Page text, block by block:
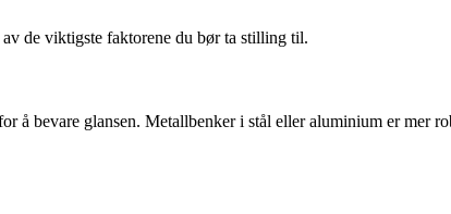
de viktigste faktorene du bør ta stilling til.
bevare glansen. Metallbenker i stål eller aluminium er mer